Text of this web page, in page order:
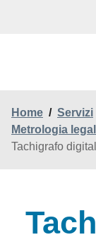
Home / Servizi
Metrologia
Tachigrafo